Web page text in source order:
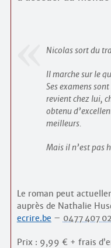
Nicolas sort du
Il marche sur le
Ses examens
revient chez lui,
obtenu
meilleurs.
Mais il n’est pas
Le roman peut
auprès de Nathalie
ecrire.be – 0477 407
Prix : 9,99 € + frais